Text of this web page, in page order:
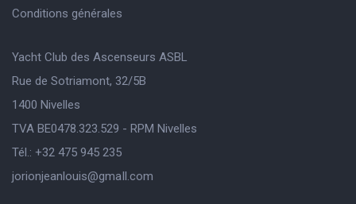
Conditions générales
Yacht Club des Ascenseurs ASBL
Rue de Sotriamont, 32/5B
1400 Nivelles
TVA BE0478.323.529 - RPM Nivelles
Tél.: +32 475 945 235
jorionjeanlouis@gmaIl.com